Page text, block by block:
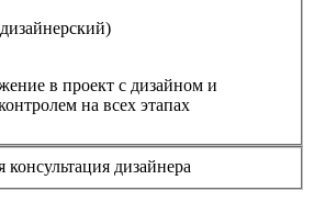
в проект с дизайном и
на всех этапах
дизайнера